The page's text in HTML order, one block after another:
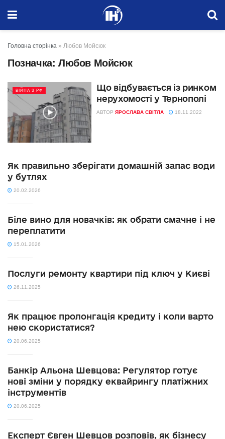
Головна сторінка » Любов Мойсюк
Позначка: Любов Мойсюк
ВІЙНА З РФ
Що відбувається із ринком
нерухомості у Тернополі
АВТОР ЯРОСЛАВА СВІТЛА 18.11.2022
Як правильно зберігати домашній запас води
у бутлях
20.02.2026
Біле вино для новачків: як обрати смачне і не
переплатити
15.01.2026
Послуги ремонту квартири під ключ у Києві
26.11.2025
Як працює пролонгація кредиту і коли варто
нею скористатися?
20.06.2025
Банкір Альона Шевцова: Регулятор готує
нові зміни у порядку еквайрингу платіжних
інструментів
20.06.2025
Експерт Євген Шевцов розповів, як бізнесу